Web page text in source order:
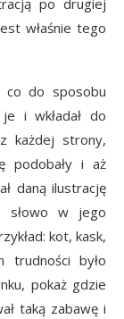
po drugiej
właśnie tego
co do sposobu
i wkładał do
każdej strony,
podobały i aż
daną ilustrację
słowo w jego
kot, kask,
trudności było
pokaż gdzie
taką zabawę i